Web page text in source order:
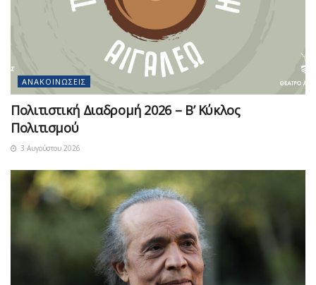
ΑΝΑΚΟΙΝΏΣΕΙΣ
Πολιτιστική Διαδρομή 2026 – Β’ Κύκλος
Πολιτισμού
3 Αυγούστου 2026